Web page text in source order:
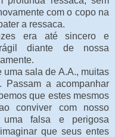
com o copo na
a ressaca.
era até sincero e
diante de nossa
sala de A.A., muitas
Passam a acompanhar
que estes mesmos
conviver com nosso
uma falsa e perigosa
que seus entes